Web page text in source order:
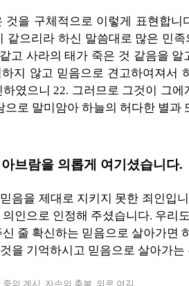
것을 구체적으로 이렇게 표현합
같으리라 하신 말씀대로 많은 민
고 사라의 태가 죽은 것 같음을
지 않고 믿음으로 견고하여져서
였으니 22. 그러므로 그것이 그
으로 말미암아 하늘의 허다한 별과
브람을 의롭게 여기셨습니다.
음을 제대로 지키지 못한 죄인입
인으로 인정해 주셨습니다. 우리
줄 확신하는 믿음으로 살아가면
을 기억하시고 믿음으로 살아가
의 계시, 자손의 축복, 의로 여김